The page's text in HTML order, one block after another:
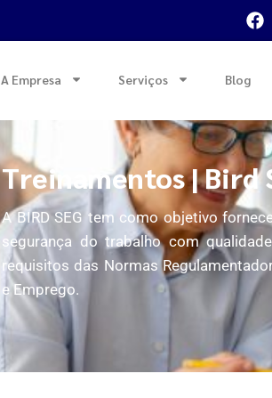
A Empresa Serviços Blog
Treinamentos | Bird
A BIRD SEG tem como objetivo
segurança do trabalho com
requisitos das Normas
e Emprego.